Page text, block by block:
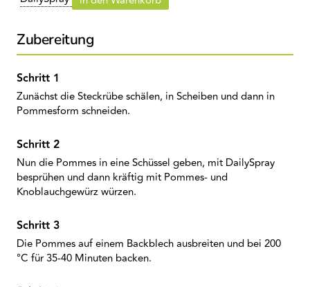
Zubereitung
Zunächst die Steckrübe schälen, in Scheiben und dann in
Pommesform schneiden.
Nun die Pommes in eine Schüssel geben, mit DailySpray
besprühen und dann kräftig mit Pommes- und
Knoblauchgewürz würzen.
Die Pommes auf einem Backblech ausbreiten und bei 200
°C für 35-40 Minuten backen.